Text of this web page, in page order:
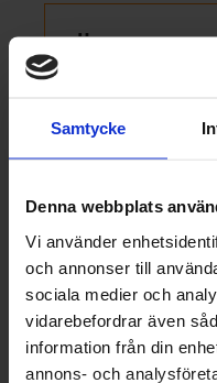
Samtycke
Denna webbplats
Vi använder
och annonser till
sociala medier och
vidarebefordrar även
information från din
annons- och
Övriga
trädgårdsfesten
markiser
Markiser -
Markiser till
Finns det
begagnade